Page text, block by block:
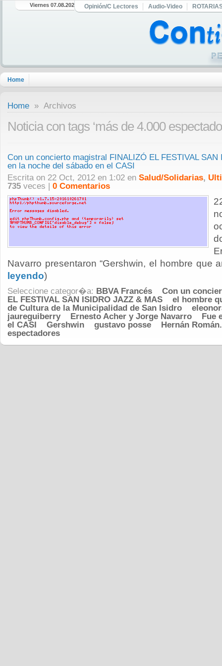
Viernes 07.08.2026 Opinión/C Lectores Audio-Video
Home
Home » Archivos
Noticia con tags ‘más de 4.000
Con un concierto magistral FINALIZÓ EL FESTIVAL
en la noche del sábado en el CASI
Escrita on 22 Oct, 2012 en 1:02 en Salud/Solidarias,
735 veces | 0 Comentarios
Navarro presentaron “Gershwin, el hombre que
leyendo)
Seleccione categor�a: BBVA Francés
Con un
EL FESTIVAL SAN ISIDRO JAZZ & MAS
el hombre
de Cultura de la Municipalidad de San Isidro
jaureguiberry
Ernesto Acher y Jorge Navarro
Fue
el CASI
Gershwin gustavo posse
Hernán Román.
espectadores